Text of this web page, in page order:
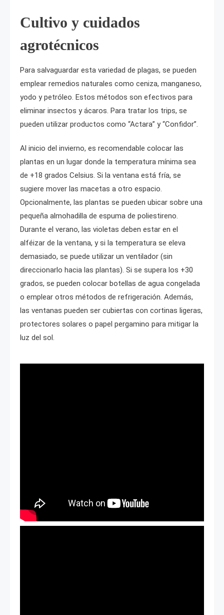
Cultivo y cuidados
agrotécnicos
Para salvaguardar esta variedad de plagas, se pueden
emplear remedios naturales como ceniza, manganeso,
yodo y petróleo. Estos métodos son efectivos para
eliminar insectos y ácaros. Para tratar los trips, se
pueden utilizar productos como “Actara” y “Confidor”.
Al inicio del invierno, es recomendable colocar las
plantas en un lugar donde la temperatura mínima sea
de +18 grados Celsius. Si la ventana está fría, se
sugiere mover las macetas a otro espacio.
Opcionalmente, las plantas se pueden ubicar sobre una
pequeña almohadilla de espuma de poliestireno.
Durante el verano, las violetas deben estar en el
alféizar de la ventana, y si la temperatura se eleva
demasiado, se puede utilizar un ventilador (sin
direccionarlo hacia las plantas). Si se supera los +30
grados, se pueden colocar botellas de agua congelada
o emplear otros métodos de refrigeración. Además,
las ventanas pueden ser cubiertas con cortinas ligeras,
protectores solares o papel pergamino para mitigar la
luz del sol.